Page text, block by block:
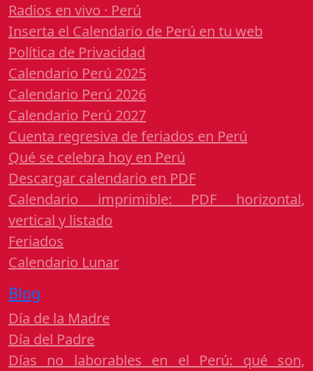
Radios en vivo · Perú
Inserta el Calendario de Perú en tu web
Política de Privacidad
Calendario Perú 2025
Calendario Perú 2026
Calendario Perú 2027
Cuenta regresiva de feriados en Perú
Qué se celebra hoy en Perú
Descargar calendario en PDF
Calendario imprimible: PDF horizontal,
vertical y listado
Feriados
Calendario Lunar
Blog
Día de la Madre
Día del Padre
Días no laborables en el Perú: qué son,